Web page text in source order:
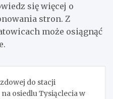
się więcej o
stron. Z
może osiągnąć
do stacji
osiedlu Tysiąclecia w